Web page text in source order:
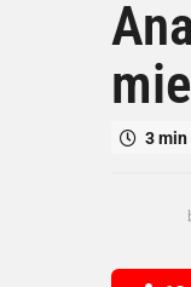
ñ
o
o
3 min